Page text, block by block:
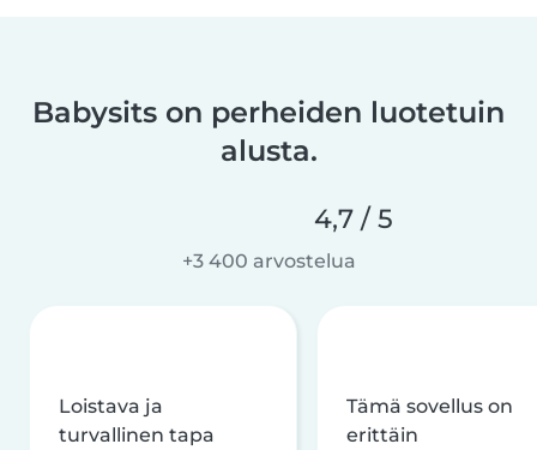
Babysits on perheiden luotetuin
alusta.
4,7 / 5
+3 400 arvostelua
Loistava ja
turvallinen tapa
Tämä sovellus on
erittäin